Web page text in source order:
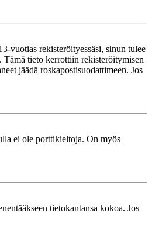
vuotias rekisteröityessäsi, sinun tulee
Tämä tieto kerrottiin rekisteröitymisen
jäädä roskapostisuodattimeen. Jos
ei ole porttikieltoja. On myös
tietokantansa kokoa. Jos